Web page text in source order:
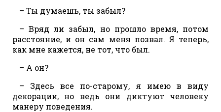
– Ты думаешь, ты забыл?
– Вряд ли забыл, но прошло время, потом
расстояние, и он сам меня позвал. Я теперь,
как мне кажется, не тот, что был.
– А он?
– Здесь все по-старому, я имею в виду
декорации, но ведь они диктуют человеку
манеру поведения.